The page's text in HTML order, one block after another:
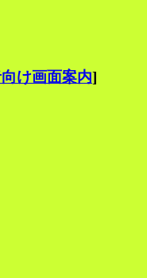
け画面案内]